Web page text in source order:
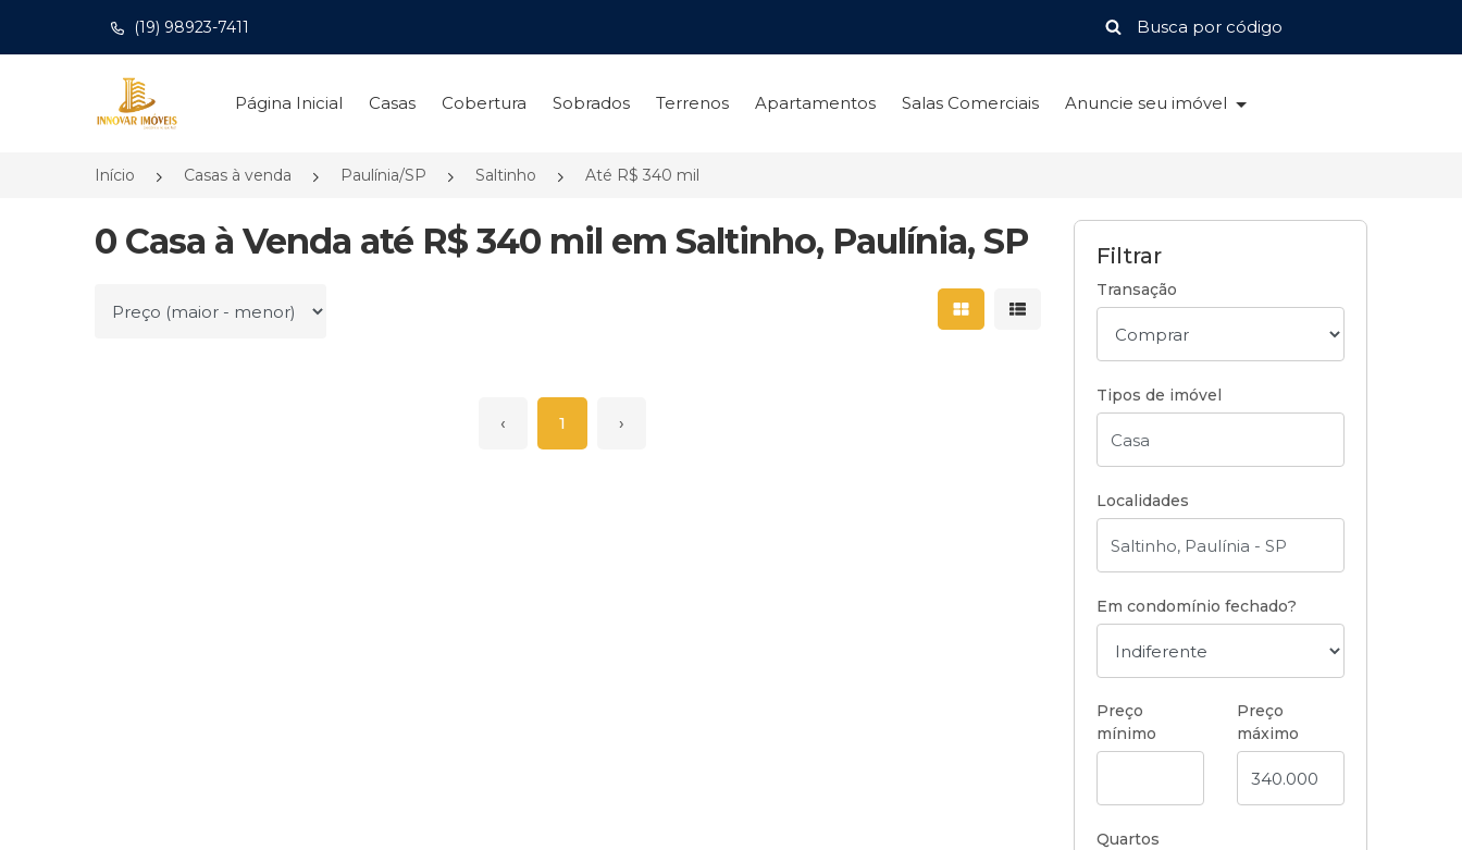
(19) 98923-7411
Página inicial
Página Inicial Casas Cobertura Sobrados Terrenos Apartamentos Salas Comerciais Anuncie seu imóvel
Início Casas à venda Paulínia/SP Saltinho Até R$ 340 mil
0 Casa à Venda até R$ 340 mil em Saltinho, Paulínia, SP
Ordenar por Mostrar resultados em grade
Mostrar resultados em lista
‹ 1 ›
Filtrar
Transação
Tipos de imóvel
Localidades
Em condomínio fechado?
Preço
mínimo
Preço
máximo
Quartos